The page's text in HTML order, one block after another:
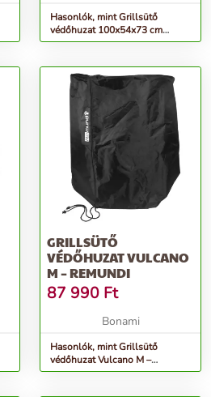
Hasonlók, mint Grillsütő
védőhuzat 100x54x73 cm
Compactchef – Outdoorchef
GRILLSÜTŐ
VÉDŐHUZAT VULCANO
M – REMUNDI
87 990 Ft
Bonami
Hasonlók, mint Grillsütő
védőhuzat Vulcano M –
Remundi